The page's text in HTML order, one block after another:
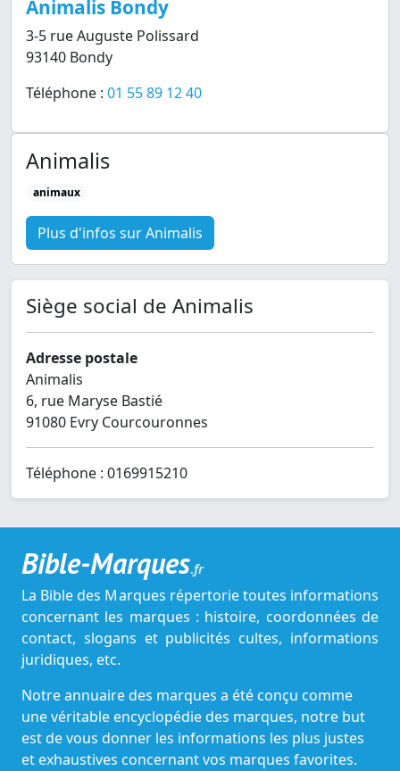
Animalis Bondy
3-5 rue Auguste Polissard
93140 Bondy
Téléphone : 01 55 89 12 40
Animalis
animaux
Plus d'infos sur Animalis
Siège social de Animalis
Adresse postale
Animalis
6, rue Maryse Bastié
91080 Evry Courcouronnes
Téléphone : 0169915210
Bible-Marques.fr
La Bible des Marques répertorie toutes informations
concernant les marques : histoire, coordonnées de
contact, slogans et publicités cultes, informations
juridiques, etc.
Notre annuaire des marques a été conçu comme
une véritable encyclopédie des marques, notre but
est de vous donner les informations les plus justes
et exhaustives concernant vos marques favorites.